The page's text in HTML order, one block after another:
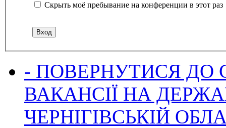
Скрыть моё пребывание на конференции в этот раз
- ПОВЕРНУТИСЯ ДО
ВАКАНСІЇ НА
ЧЕРНІГІВСЬКІЙ